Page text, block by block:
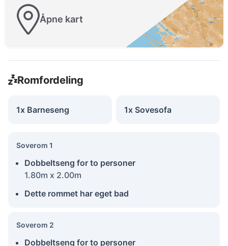
Åpne kart
Romfordeling
1x Barneseng 1x Sovesofa
Soverom 1
Dobbeltseng for to personer
1.80m x 2.00m
Dette rommet har eget bad
Soverom 2
Dobbeltseng for to personer